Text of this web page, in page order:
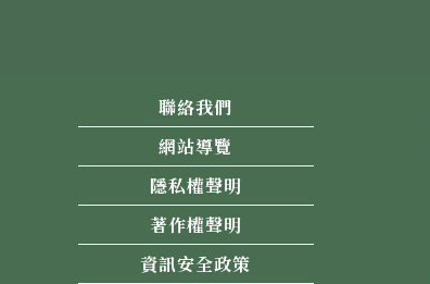
聯絡我們
網站導覽
隱私權聲明
著作權聲明
資訊安全政策